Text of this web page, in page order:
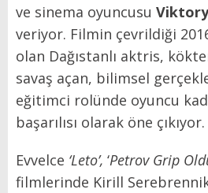
ve sinema oyuncusu
veriyor. Filmin çevrildiği
olan Dağıstanlı aktris,
savaş açan, bilimsel
eğitimci rolünde oyuncu
başarılısı olarak öne çıkıyor.
Evvelce ‘Leto’, ‘Petrov Grip
filmlerinde Kirill